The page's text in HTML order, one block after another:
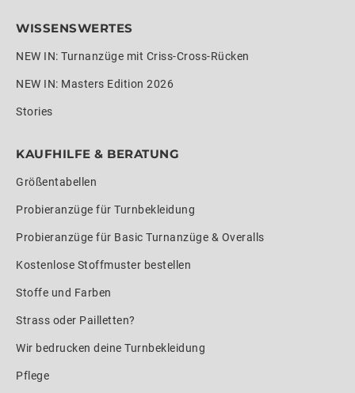
WISSENSWERTES
NEW IN: Turnanzüge mit Criss-Cross-Rücken
NEW IN: Masters Edition 2026
Stories
KAUFHILFE & BERATUNG
Größentabellen
Probieranzüge für Turnbekleidung
Probieranzüge für Basic Turnanzüge & Overalls
Kostenlose Stoffmuster bestellen
Stoffe und Farben
Strass oder Pailletten?
Wir bedrucken deine Turnbekleidung
Pflege